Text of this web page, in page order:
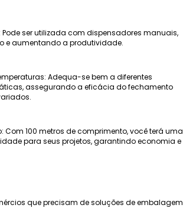
ser utilizada com dispensadores manuais,
e aumentando a produtividade.
Adequa-se bem a diferentes
assegurando a eficácia do fechamento
Com 100 metros de comprimento, você terá uma
para seus projetos, garantindo economia e
que precisam de soluções de embalagem